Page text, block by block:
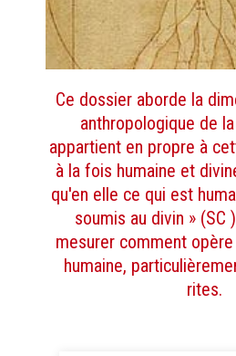
Ce dossier aborde la
anthropologique de
appartient en propre à
à la fois humaine et
qu'en elle ce qui est
soumis au divin » (SC
mesurer comment
humaine,
rites.